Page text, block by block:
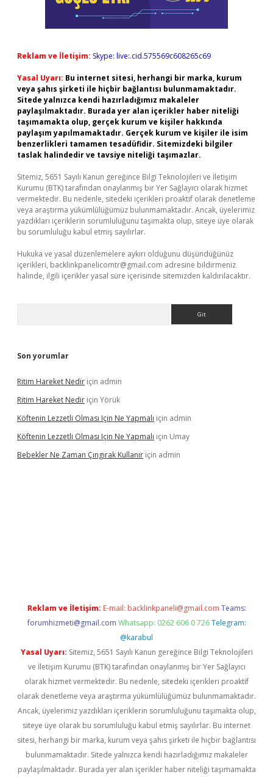
Reklam ve İletişim: Skype: live:.cid.575569c608265c69
Yasal Uyarı: Bu internet sitesi, herhangi bir marka, kurum
veya şahıs şirketi ile hiçbir bağlantısı bulunmamaktadır.
Sitede yalnızca kendi hazırladığımız makaleler
paylaşılmaktadır. Burada yer alan içerikler haber niteliği
taşımamakta olup, gerçek kurum ve kişiler hakkında
paylaşım yapılmamaktadır. Gerçek kurum ve kişiler ile isim
benzerlikleri tamamen tesadüfidir. Sitemizdeki bilgiler
taslak halindedir ve tavsiye niteliği taşımazlar.
Sitemiz, 5651 Sayılı Kanun gereğince Bilgi Teknolojileri ve İletişim
Kurumu (BTK) tarafından onaylanmış bir Yer Sağlayıcı olarak hizmet
vermektedir. Bu nedenle, sitedeki içerikleri proaktif olarak denetleme
veya araştırma yükümlülüğümüz bulunmamaktadır. Ancak, üyelerimiz
yazdıkları içeriklerin sorumluluğunu taşımakta olup, siteye üye olarak
bu sorumluluğu kabul etmiş sayılırlar.
Hukuka ve yasal düzenlemelere aykırı olduğunu düşündüğünüz
içerikleri, backlinkpanelicomtr@gmail.com adresine bildirmeniz
halinde, ilgili içerikler yasal süre içerisinde sitemizden kaldırılacaktır.
Son yorumlar
Ritim Hareket Nedir için admin
Ritim Hareket Nedir için Yörük
Köftenin Lezzetli Olması Için Ne Yapmalı için admin
Köftenin Lezzetli Olması Için Ne Yapmalı için Umay
Bebekler Ne Zaman Çıngırak Kullanır için admin
Reklam ve İletişim: E-mail: backlinkpaneli@gmail.com Teams:
forumhizmeti@gmail.com Whatsapp: 0262 606 0 726 Telegram:
@karabul
Yasal Uyarı: Sitemiz, 5651 Sayılı Kanun gereğince Bilgi Teknolojileri
ve İletişim Kurumu (BTK) tarafından onaylanmış bir Yer Sağlayıcı
olarak hizmet vermektedir. Bu nedenle, sitedeki içerikleri proaktif
olarak denetleme veya araştırma yükümlülüğümüz bulunmamaktadır.
Ancak, üyelerimiz yazdıkları içeriklerin sorumluluğunu taşımakta olup,
siteye üye olarak bu sorumluluğu kabul etmiş sayılırlar. Bu internet
sitesi, herhangi bir marka, kurum veya şahıs şirketi ile hiçbir bağlantısı
bulunmamaktadır. Sitede yalnızca kendi hazırladığımız makaleler
paylaşılmaktadır. Burada yer alan içerikler haber niteliği taşımamakta